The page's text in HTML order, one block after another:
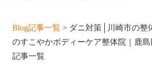
Blog記事一覧 > ダニ対策│川崎市の整
のすこやかボディーケア整体院｜鹿
記事一覧